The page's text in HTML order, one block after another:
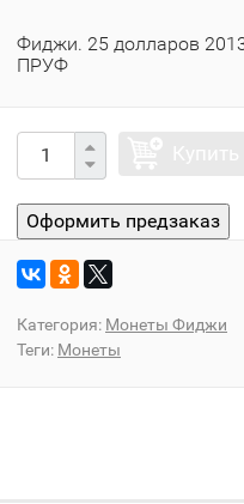
Фиджи. 25 долларов
ПРУФ
Категория: Монеты Фиджи
Теги: Монеты